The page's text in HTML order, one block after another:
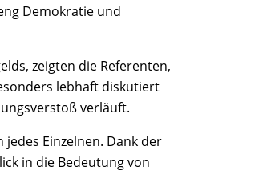
Demokratie und
zeigten die Referenten,
lebhaft diskutiert
verläuft.
Einzelnen. Dank der
in die Bedeutung von